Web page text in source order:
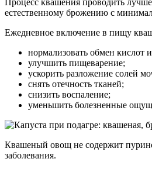
естественному брожению с
Ежедневное включение в пищу
нормализовать обмен кислот
улучшить пищеварение;
ускорить разложение солей
снять отечность тканей;
снизить воспаление;
уменьшить болезненные
Квашеный овощ не содержит
заболевания.